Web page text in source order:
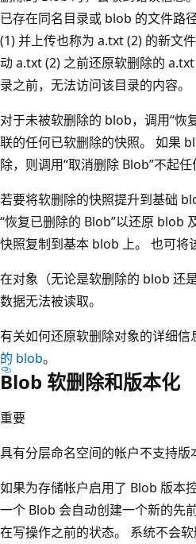
已存在同名目录或 blob 的文件路
(1) 并上传也称为 a.txt (2) 的新文
动 a.txt (2) 之前还原软删除的
录之前，无法访问该目录的内容。
对于未被软删除的 blob，调用“恢
联的任何已软删除的快照。 如果
除，则调用“取消删除 Blob”不起任
若要将软删除的快照提升到基础
“恢复已删除的 Blob”以还原 blob
快照复制到基本 blob 上。 也可将
在对象（无论是软删除的 blob 还
数据无法被读取。
有关如何还原软删除对象的详细信
的 blob。
Blob 软删除和版本化
重要
具有分层命名空间的帐户不支持版
如果为存储帐户启用了 Blob 版本
一个 Blob 会自动创建一个新的先
在写操作之前的状态。 系统不会